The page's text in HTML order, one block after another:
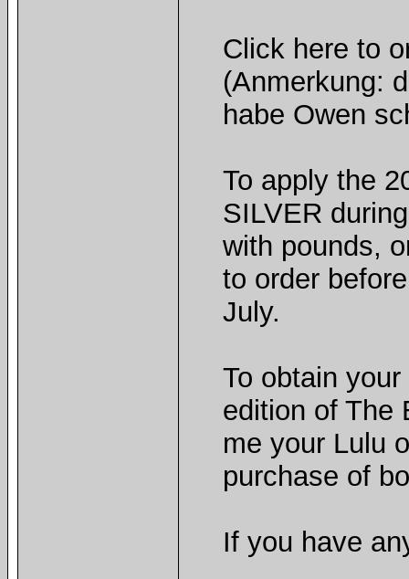
Click here to
(Anmerkung:
habe Owen
To apply the
SILVER
with pounds,
to order
July.
To obtain
edition of The
me your Lulu
purchase of
If you have